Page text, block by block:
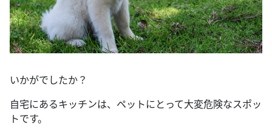
いかがでしたか？
自宅にあるキッチンは、ペットにとって大変危険なスポッ
トです。